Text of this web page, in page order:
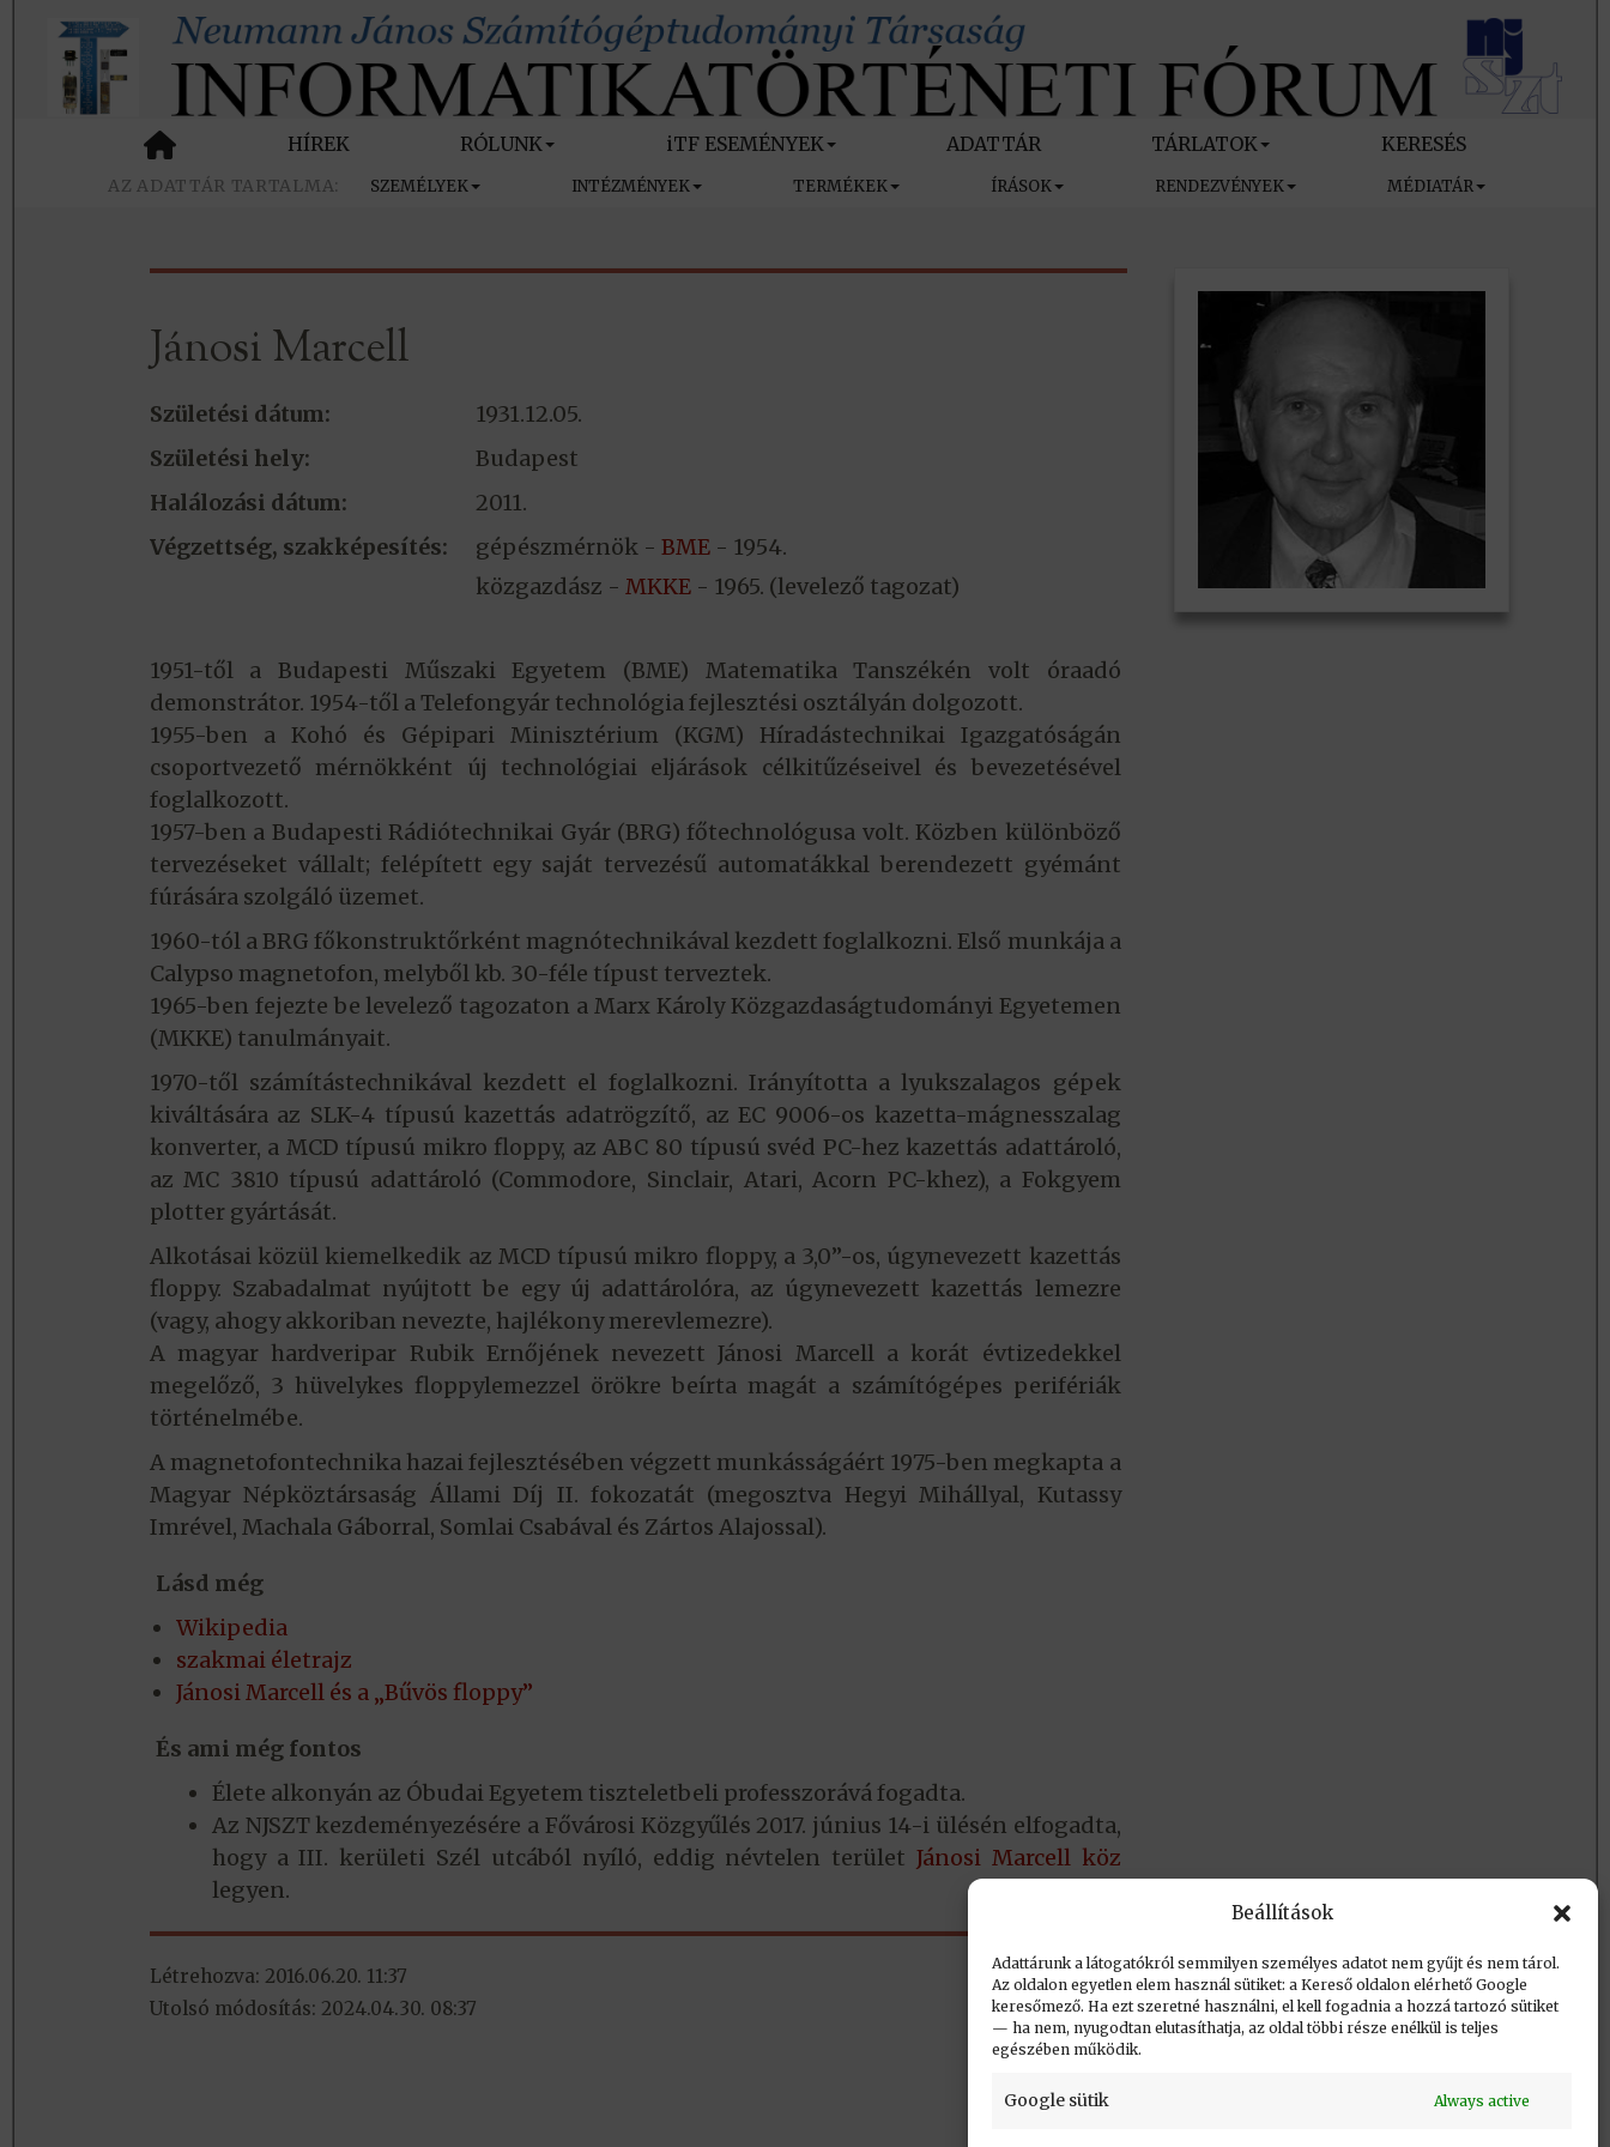
Beállítások
Adattárunk a látogatókról semmilyen személyes adatot nem gyűjt és nem tárol.
Az oldalon egyetlen elem használ sütiket: a Kereső oldalon elérhető Google
keresőmező. Ha ezt szeretné használni, el kell fogadnia a hozzá tartozó sütiket
— ha nem, nyugodtan elutasíthatja, az oldal többi része enélkül is teljes
egészében működik.
Google sütik Always active
HÍREK RÓLUNK iTF ESEMÉNYEK ADATTÁR TÁRLATOK KERESÉS
SZEMÉLYEK INTÉZMÉNYEK TERMÉKEK ÍRÁSOK RENDEZVÉNYEK MÉDIATÁR
Jánosi Marcell
Születési dátum:
1931.12.05.
Születési hely:
Budapest
Halálozási dátum:
2011.
Végzettség, szakképesítés:
gépészmérnök - BME- 1954.
közgazdász - MKKE- 1965. (levelező tagozat)
1951-től a Budapesti Műszaki Egyetem (BME) Matematika Tanszékén volt óraadó
demonstrátor. 1954-től a Telefongyár technológia fejlesztési osztályán dolgozott.
1955-ben a Kohó és Gépipari Minisztérium (KGM) Híradástechnikai Igazgatóságán
csoportvezető mérnökként új technológiai eljárások célkitűzéseivel és bevezetésével
foglalkozott.
1957-ben a Budapesti Rádiótechnikai Gyár (BRG) főtechnológusa volt. Közben különböző
tervezéseket vállalt; felépített egy saját tervezésű automatákkal berendezett gyémánt
fúrására szolgáló üzemet.
1960-tól a BRG főkonstruktőrként magnótechnikával kezdett foglalkozni. Első munkája a
Calypso magnetofon, melyből kb. 30-féle típust terveztek.
1965-ben fejezte be levelező tagozaton a Marx Károly Közgazdaságtudományi Egyetemen
(MKKE) tanulmányait.
1970-től számítástechnikával kezdett el foglalkozni. Irányította a lyukszalagos gépek
kiváltására az SLK-4 típusú kazettás adatrögzítő, az EC 9006-os kazetta-mágnesszalag
konverter, a MCD típusú mikro floppy, az ABC 80 típusú svéd PC-hez kazettás adattároló,
az MC 3810 típusú adattároló (Commodore, Sinclair, Atari, Acorn PC-khez), a Fokgyem
plotter gyártását.
Alkotásai közül kiemelkedik az MCD típusú mikro floppy, a 3,0”-os, úgynevezett kazettás
floppy. Szabadalmat nyújtott be egy új adattárolóra, az úgynevezett kazettás lemezre
(vagy, ahogy akkoriban nevezte, hajlékony merevlemezre).
A magyar hardveripar Rubik Ernőjének nevezett Jánosi Marcell a korát évtizedekkel
megelőző, 3 hüvelykes floppylemezzel örökre beírta magát a számítógépes perifériák
történelmébe.
A magnetofontechnika hazai fejlesztésében végzett munkásságáért 1975-ben megkapta a
Magyar Népköztársaság Állami Díj II. fokozatát (megosztva Hegyi Mihállyal, Kutassy
Imrével, Machala Gáborral, Somlai Csabával és Zártos Alajossal).
Lásd még
Wikipedia
szakmai életrajz
Jánosi Marcell és a „Bűvös floppy”
És ami még fontos
Élete alkonyán az Óbudai Egyetem tiszteletbeli professzorává fogadta.
Az NJSZT kezdeményezésére a Fővárosi Közgyűlés 2017. június 14-i ülésén elfogadta,
hogy a III. kerületi Szél utcából nyíló, eddig névtelen terület Jánosi Marcell köz
legyen.
Létrehozva: 2016.06.20. 11:37
Utolsó módosítás: 2024.04.30. 08:37